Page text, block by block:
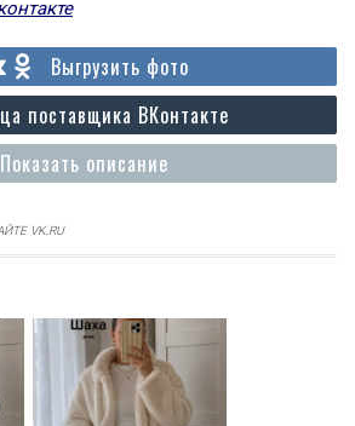
Показать описание
поставщика ВКонтакте
Выгрузить фото
vk.ru